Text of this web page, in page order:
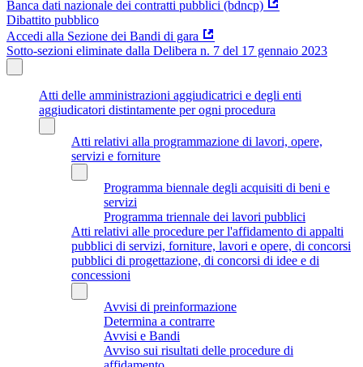
Banca dati nazionale dei contratti pubblici (bdncp)
Dibattito pubblico
Accedi alla Sezione dei Bandi di gara
Sotto-sezioni eliminate dalla Delibera n. 7 del 17 gennaio 2023
Atti delle amministrazioni aggiudicatrici e degli enti
aggiudicatori distintamente per ogni procedura
Atti relativi alla programmazione di lavori, opere,
servizi e forniture
Programma biennale degli acquisiti di beni e
servizi
Programma triennale dei lavori pubblici
Atti relativi alle procedure per l'affidamento di appalti
pubblici di servizi, forniture, lavori e opere, di concorsi
pubblici di progettazione, di concorsi di idee e di
concessioni
Avvisi di preinformazione
Determina a contrarre
Avvisi e Bandi
Avviso sui risultati delle procedure di